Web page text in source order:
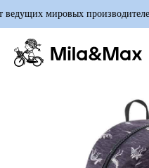
мировых производителей